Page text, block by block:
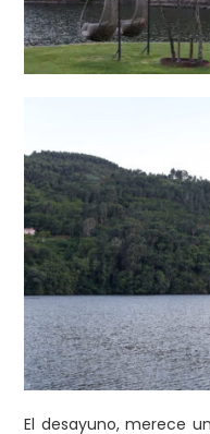
El desayuno, merece